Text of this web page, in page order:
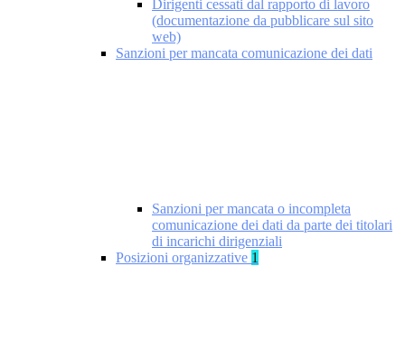
Dirigenti cessati dal rapporto di lavoro
(documentazione da pubblicare sul sito
web)
Sanzioni per mancata comunicazione dei dati
Sanzioni per mancata o incompleta
comunicazione dei dati da parte dei titolari
di incarichi dirigenziali
Posizioni organizzative 1